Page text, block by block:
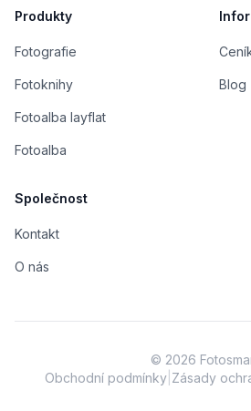
Produkty
Fotografie
Fotoknihy
Fotoalba layflat
Fotoalba
Blog
Společnost
Kontakt
O nás
© 2026
Obchodní podmínky| Zásady